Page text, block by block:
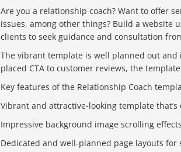
Are you a relationship coach? Want to offer
issues, among other things? Build a website
clients to seek guidance and consultation
The vibrant template is well planned out
placed CTA to customer reviews, the
Key features of the Relationship Coach
Vibrant and attractive-looking template
Impressive background image scrolling effects
Dedicated and well-planned page layouts